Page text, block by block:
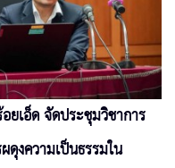
ยเอ็ด จัดประชุมวิชาการ
งความเป็นธรรมใน